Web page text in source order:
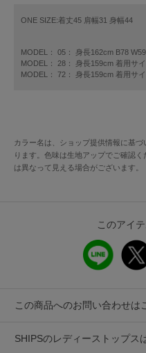
程良いハリ感で身体のライ
■素材
清涼感があり、ベタつきづ
■コーディネート
キャミソールやタンクトッ
様々なスタイリングのアク
■お問い合わせ品番：316-
▼シリーズもございます。
32-0510）
ONE SIZE:着丈45 肩幅31 身幅44
MODEL： 05： 身長162cm B78
MODEL： 28： 身長159cm 着用サ
MODEL： 72： 身長159cm 着用サ
カラー名は、ショップ提供情報に基
ります。色味は生地アップでご確認
は異なって見える場合がございます。
このアイ
この商品へのお問い合わせは
SHIPSのレディーストップス